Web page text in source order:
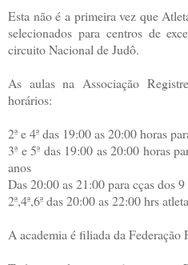
Esta não é a primeira vez que
selecionados para centros de
circuito Nacional de Judô.
As aulas na Associação
horários:
2ª e 4ª das 19:00 as 20:00 horas
3ª e 5ª das 19:00 as 20:00 horas
anos
Das 20:00 as 21:00 para cças dos 9
2ª,4ª,6ª das 20:00 as 22:00 hrs
A academia é filiada da Federação